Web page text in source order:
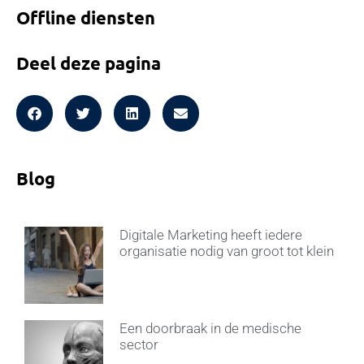
Offline diensten
Deel deze pagina
Blog
Digitale Marketing heeft iedere
organisatie nodig van groot tot klein
Een doorbraak in de medische
sector